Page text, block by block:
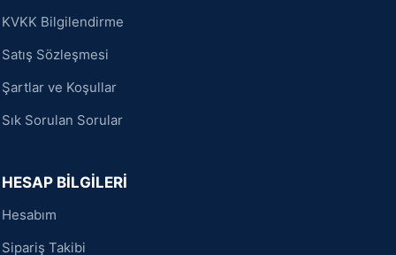
KVKK Bilgilendirme
Satış Sözleşmesi
Şartlar ve Koşullar
Sık Sorulan Sorular
HESAP BİLGİLERİ
Hesabım
Sipariş Takibi